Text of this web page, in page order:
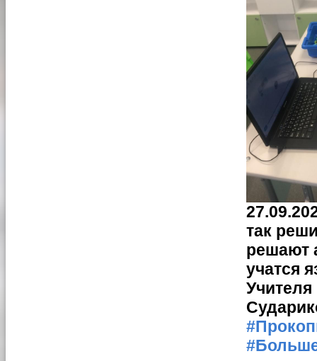
так
решают
учатся